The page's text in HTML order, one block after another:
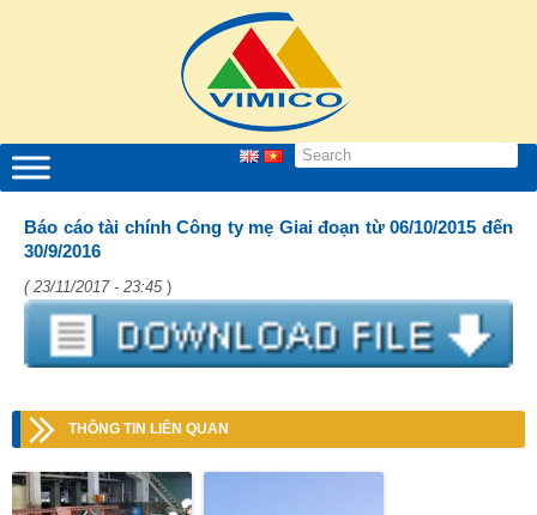
Báo cáo tài chính Công ty mẹ Giai đoạn từ 06/10/2015 đến
30/9/2016
( 23/11/2017 - 23:45)
THÔNG TIN LIÊN QUAN